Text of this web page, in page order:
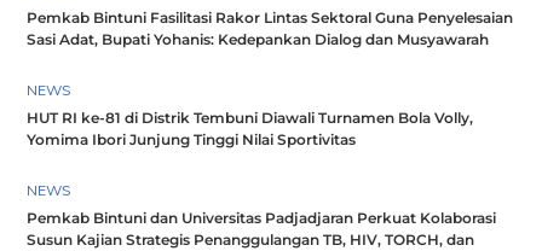
Pemkab Bintuni Fasilitasi Rakor Lintas Sektoral Guna Penyelesaian
Sasi Adat, Bupati Yohanis: Kedepankan Dialog dan Musyawarah
NEWS
HUT RI ke-81 di Distrik Tembuni Diawali Turnamen Bola Volly,
Yomima Ibori Junjung Tinggi Nilai Sportivitas
NEWS
Pemkab Bintuni dan Universitas Padjadjaran Perkuat Kolaborasi
Susun Kajian Strategis Penanggulangan TB, HIV, TORCH, dan